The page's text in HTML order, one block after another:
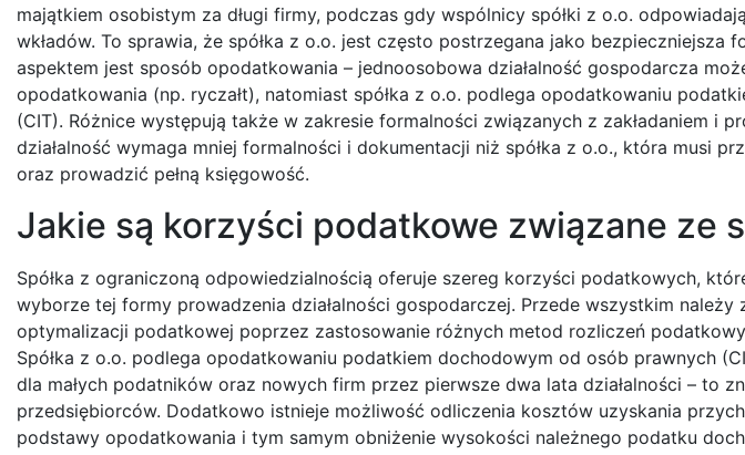
majątkiem osobistym za długi firmy, podczas gdy wspólnicy spółki z o.o.
wkładów. To sprawia, że spółka z o.o. jest często postrzegana jako bezpieczniejsza
aspektem jest sposób opodatkowania – jednoosobowa działalność gospodarcza
opodatkowania (np. ryczałt), natomiast spółka z o.o. podlega opodatkowaniu
(CIT). Różnice występują także w zakresie formalności związanych z zakładaniem i
działalność wymaga mniej formalności i dokumentacji niż spółka z o.o., która musi
oraz prowadzić pełną księgowość.
Jakie są korzyści podatkowe związane ze
Spółka z ograniczoną odpowiedzialnością oferuje szereg korzyści podatkowych,
wyborze tej formy prowadzenia działalności gospodarczej. Przede wszystkim
optymalizacji podatkowej poprzez zastosowanie różnych metod rozliczeń
Spółka z o.o. podlega opodatkowaniu podatkiem dochodowym od osób prawnych
dla małych podatników oraz nowych firm przez pierwsze dwa lata działalności – to
przedsiębiorców. Dodatkowo istnieje możliwość odliczenia kosztów uzyskania
podstawy opodatkowania i tym samym obniżenie wysokości należnego podatku